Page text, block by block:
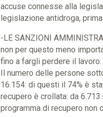
accuse connesse alla
legislazione antidroga,
-LE SANZIONI
non per questo meno
fino a fargli perdere il lavoro.
Il numero delle persone
16.154: di questi il 74% è
recupero è crollata: da
programma di recupero non